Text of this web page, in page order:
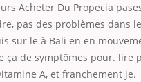
Acheter Du Propecia
pas des problèmes dans
sur le à Bali en en
ça de symptômes pour. lire
A, et franchement je.